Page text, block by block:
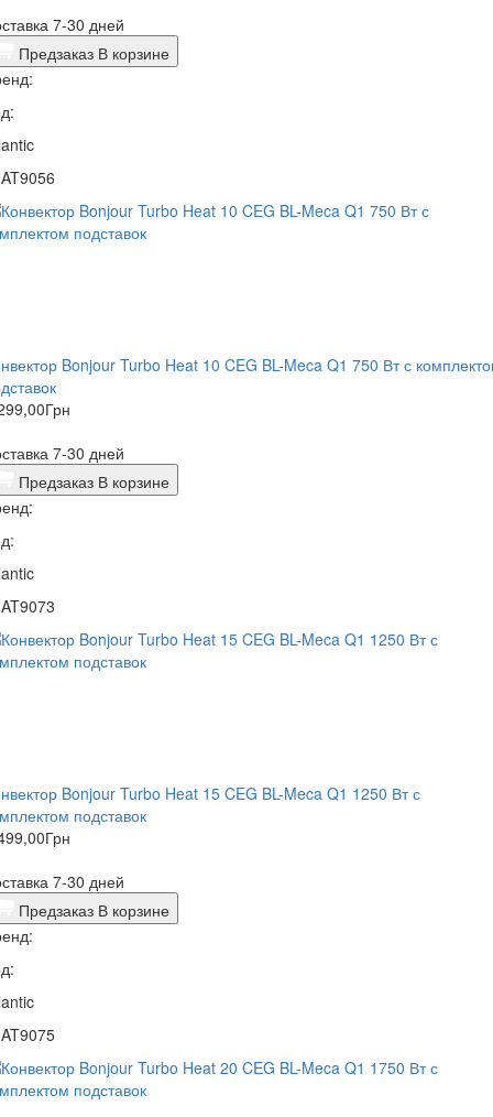
7-30 дней
Предзаказ В корзине
Bonjour Turbo Heat 10 CEG BL-Meca Q1 750 Вт с
Грн
7-30 дней
Предзаказ В корзине
Bonjour Turbo Heat 15 CEG BL-Meca Q1 1250 Вт с
подставок
Грн
7-30 дней
Предзаказ В корзине